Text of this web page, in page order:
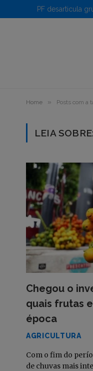
Home » Posts com a
LEIA SOBRE:
Chegou o
quais frutas
época
AGRICULTURA
Com o fim do
de chuvas mais